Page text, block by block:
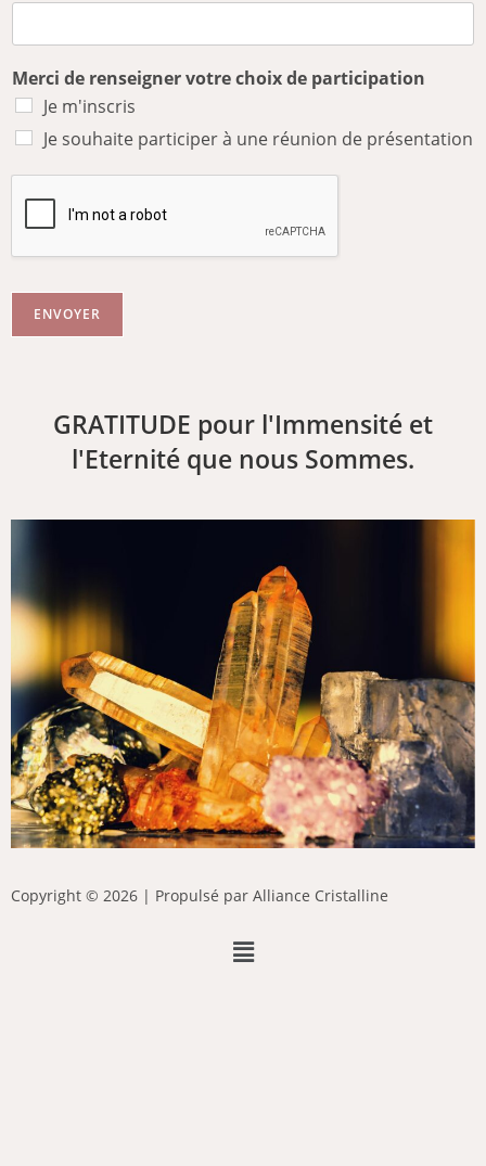
Merci de renseigner votre choix de participation
Je m'inscris
Je souhaite participer à une réunion de présentation
ENVOYER
GRATITUDE pour l'Immensité et
l'Eternité que nous Sommes.
Copyright © 2026 | Propulsé par Alliance Cristalline